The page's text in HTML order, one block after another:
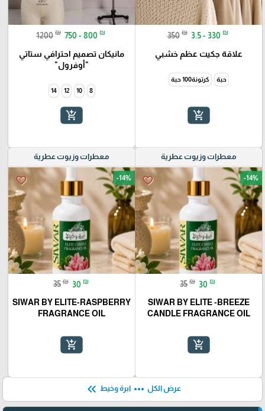
350 ₪ 3.5 - 330 ₪
علاقة جكيت عظم خشبي
حبة كرتونة100 حبة
add_shopping_cart
1200 ₪ 750 - 800 ₪
مانيكان تصميم احترافي ستاتي
"أوفرول"
8
10
12
14
add_shopping_cart
معطرات وزيوت عطرية
favorite_border -14%
35 ₪ 30 ₪
SIWAR BY ELITE -BREEZE
CANDLE FRAGRANCE OIL
add_shopping_cart
معطرات وزيوت عطرية
favorite_border -14%
35 ₪ 30 ₪
SIWAR BY ELITE-RASPBERRY
FRAGRANCE OIL
add_shopping_cart
عرض الكل more_horiz ابرة وخيط keyboard_double_arrow_left